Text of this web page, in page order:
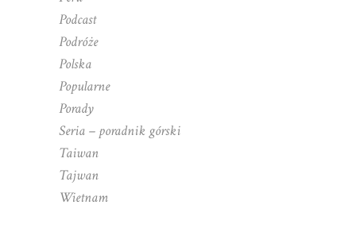
Podcast
Podróże
Polska
Popularne
Porady
Seria – poradnik górski
Taiwan
Tajwan
Wietnam